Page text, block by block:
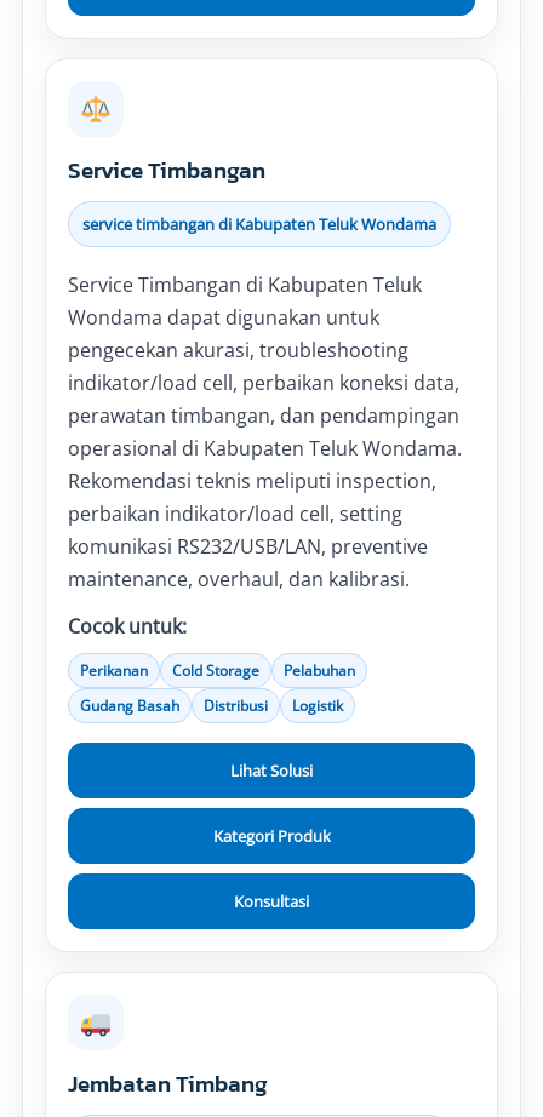
Service Timbangan
service timbangan di Kabupaten Teluk Wondama
Service Timbangan di Kabupaten Teluk
Wondama dapat digunakan untuk
pengecekan akurasi, troubleshooting
indikator/load cell, perbaikan koneksi data,
perawatan timbangan, dan pendampingan
operasional di Kabupaten Teluk Wondama.
Rekomendasi teknis meliputi inspection,
perbaikan indikator/load cell, setting
komunikasi RS232/USB/LAN, preventive
maintenance, overhaul, dan kalibrasi.
Cocok untuk:
Perikanan Cold Storage
Pelabuhan
Gudang Basah
Distribusi Logistik
Lihat Solusi
Kategori Produk
Konsultasi
Jembatan Timbang